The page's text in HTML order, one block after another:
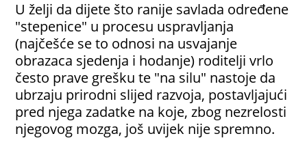
U želji da dijete što ranije savlada određene
"stepenice" u procesu uspravljanja
(najčešće se to odnosi na usvajanje
obrazaca sjedenja i hodanje) roditelji vrlo
često prave grešku te "na silu" nastoje da
ubrzaju prirodni slijed razvoja, postavljajući
pred njega zadatke na koje, zbog nezrelosti
njegovog mozga, još uvijek nije spremno.